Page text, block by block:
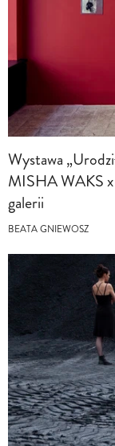
Wystawa
MISHA WAKS
galerii
BEATA GNIEWOSZ